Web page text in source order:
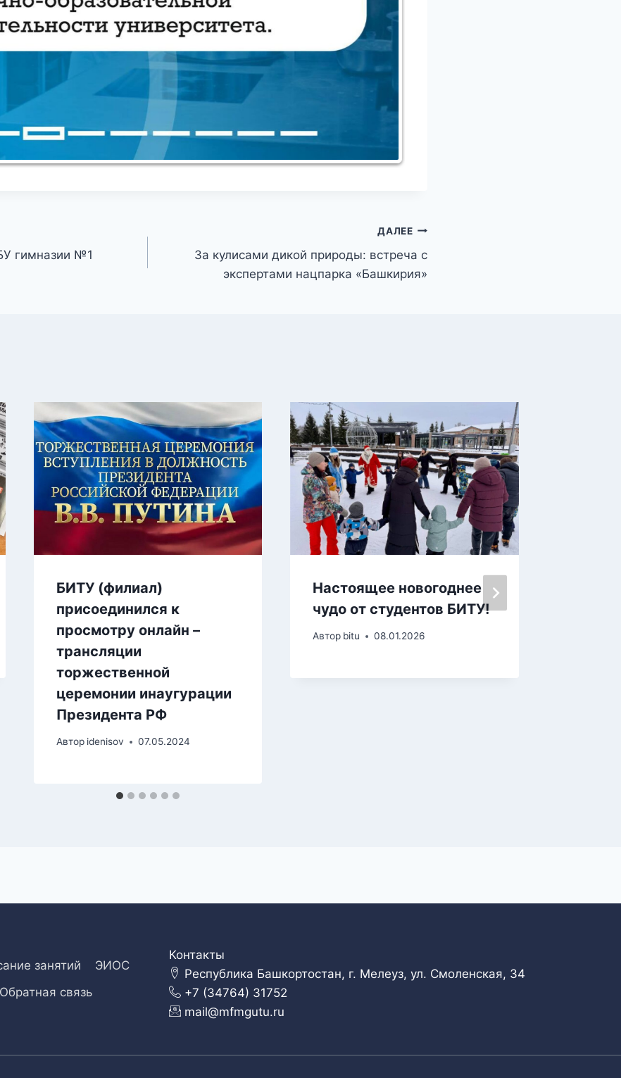
гимназии №1
ДАЛЕЕ
За кулисами дикой природы: встреча с
экспертами нацпарка «Башкирия»
БИТУ (филиал)
присоединился к
просмотру онлайн –
трансляции
торжественной
церемонии инаугурации
Президента РФ
Автор idenisov 07.05.2024
Настоящее новогоднее
чудо от студентов БИТУ!
Автор bitu 08.01.2026
занятий
ЭИОС
Обратная связь
Контакты
Республика Башкортостан, г. Мелеуз, ул. Смоленская, 34
+7 (34764) 31752
mail@mfmgutu.ru